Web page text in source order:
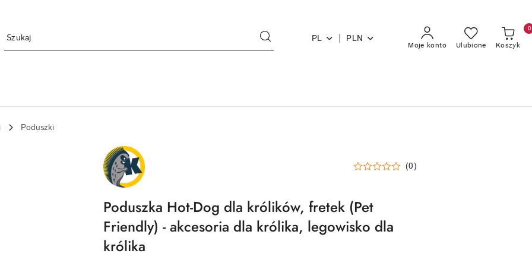
PL | PLN
Moje konto Ulubione Koszyk
0
Poduszki
NAZWA
PRODUCENTA:
KRAINA
TUPTUSIA
(0)
Poduszka Hot-Dog dla królików, fretek (Pet
Friendly) - akcesoria dla królika, legowisko dla
królika